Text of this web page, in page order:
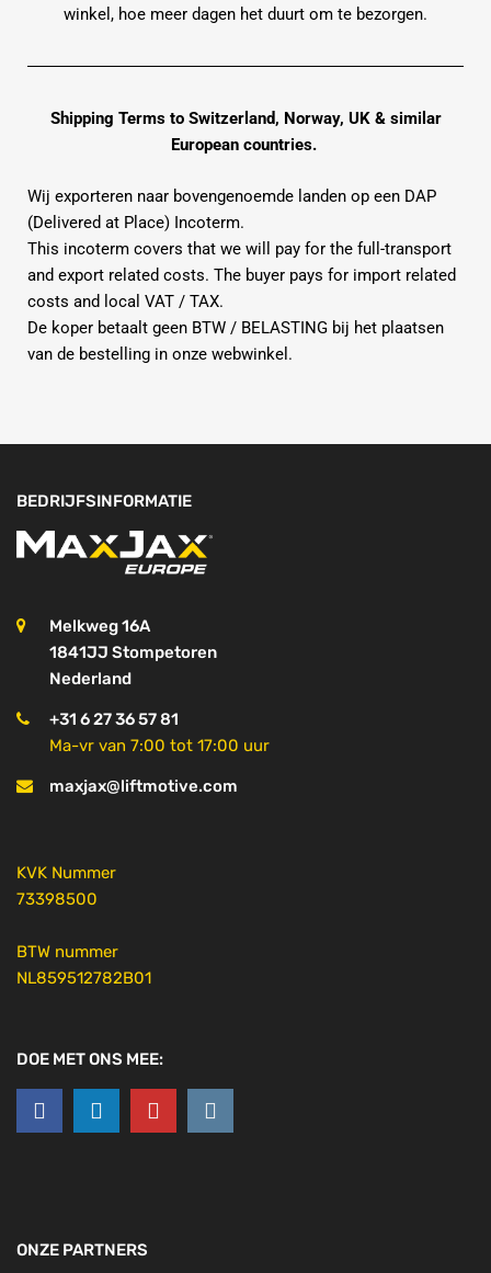
winkel, hoe meer dagen het duurt om te bezorgen.
Shipping Terms to Switzerland, Norway, UK & similar
European countries.
Wij exporteren naar bovengenoemde landen op een DAP
(Delivered at Place) Incoterm.
This incoterm covers that we will pay for the full-transport
and export related costs. The buyer pays for import related
costs and local VAT / TAX.
De koper betaalt geen BTW / BELASTING bij het plaatsen
van de bestelling in onze webwinkel.
BEDRIJFSINFORMATIE
Melkweg 16A
1841JJ Stompetoren
Nederland
+31 6 27 36 57 81
Ma-vr van 7:00 tot 17:00 uur
maxjax@liftmotive.com
KVK Nummer
73398500
BTW nummer
NL859512782B01
DOE MET ONS MEE:
ONZE PARTNERS